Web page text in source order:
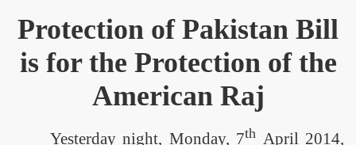
Protection of Pakistan Bill
is for the Protection of the
American Raj
Yesterday night, Monday, 7th April 2014,